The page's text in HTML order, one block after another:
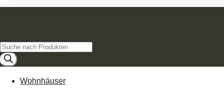
Products
search
Wohnhäuser